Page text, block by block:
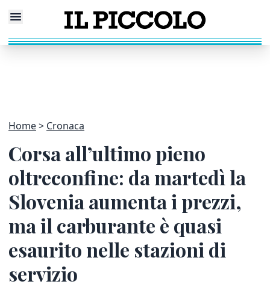
Home Cronaca
Corsa all’ultimo pieno
oltreconfine: da martedì la
Slovenia aumenta i prezzi,
ma il carburante è quasi
esaurito nelle stazioni di
servizio